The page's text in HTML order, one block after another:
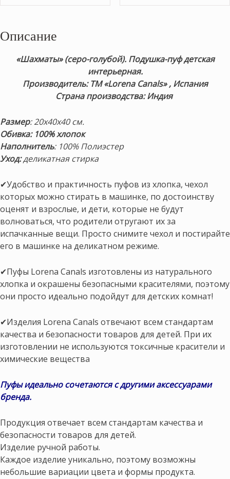
Описание
«Шахматы» (серо-голубой). Подушка-пуф детская
интерьерная.
Производитель: ТМ «Lorena Canals» , Испания
Страна производства: Индия
Размер: 20х40х40 см.
Обивка: 100% хлопок
Наполнитель: 100% Полиэстер
Уход:деликатная стирка
✔Удобство и практичность пуфов из хлопка, чехол
которых можно стирать в машинке, по достоинству
оценят и взрослые, и дети, которые не будут
волноваться, что родители отругают их за
испачканные вещи. Просто снимите чехол и постирайте
его в машинке на деликатном режиме.
✔Пуфы Lorena Canals изготовлены из натурального
хлопка и окрашены безопасными красителями, поэтому
они просто идеально подойдут для детских комнат!
✔Изделия Lorena Canals отвечают всем стандартам
качества и безопасности товаров для детей. При их
изготовлении не используются токсичные красители и
химические вещества
Пуфы идеально сочетаются с другими аксессуарами
бренда.
Продукция отвечает всем стандартам качества и
безопасности товаров для детей.
Изделие ручной работы.
Каждое изделие уникально, поэтому возможны
небольшие вариации цвета и формы продукта.